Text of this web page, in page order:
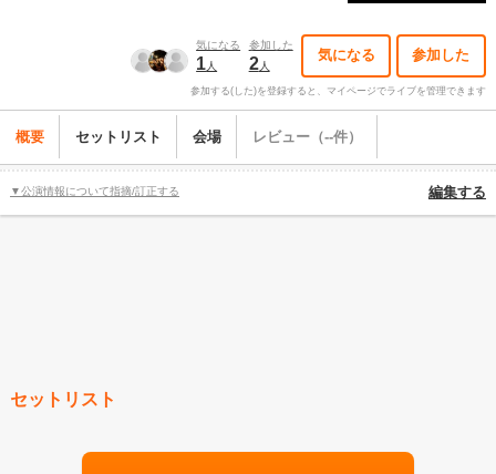
気になる
1人
参加した
2人
気になる 参加した
参加する(した)を登録すると、マイページでライブを管理できます
概要 セットリスト 会場 レビュー（--件）
▼公演情報について指摘/訂正する 編集する
セットリスト